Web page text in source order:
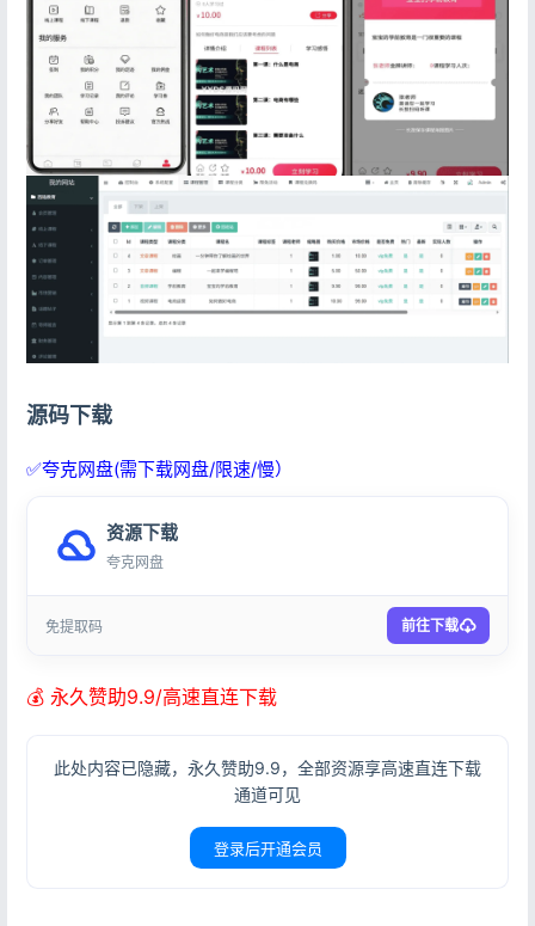
源码下载
✅夸克网盘(需下载网盘/限速/慢）
资源下载
夸克网盘
免提取码 前往下载
💰 永久赞助9.9/高速直连下载
此处内容已隐藏，永久赞助9.9，全部资源享高速直连下载
通道可见
登录后开通会员